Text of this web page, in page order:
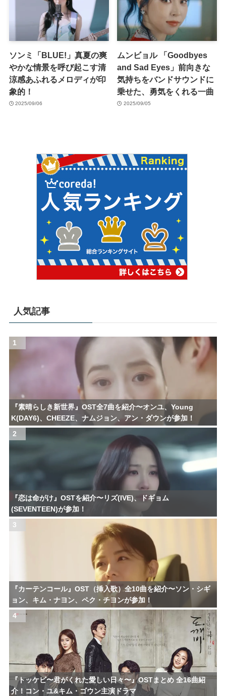
ソンミ「BLUE!」真夏の爽
やかな情景を呼び起こす清
涼感あふれるメロディが印
象的！
2025/09/06
ムンビョル 「Goodbyes
and Sad Eyes」前向きな
気持ちをバンドサウンドに
乗せた、勇気をくれる一曲
2025/09/05
人気記事
1
『素晴らしき新世界』OST全7曲を紹介〜オンユ、Young
K(DAY6)、CHEEZE、ナムジョン、アン・ダウンが参加！
2
『恋は命がけ』OSTを紹介〜リズ(IVE)、ドギョム
(SEVENTEEN)が参加！
3
『カーテンコール』OST（挿入歌）全10曲を紹介〜ソン・シギ
ョン、キム・ナヨン、ペク・チヨンが参加！
4
『トッケビ〜君がくれた愛しい日々〜』OSTまとめ 全16曲紹
介！コン・ユ&キム・ゴウン主演ドラマ